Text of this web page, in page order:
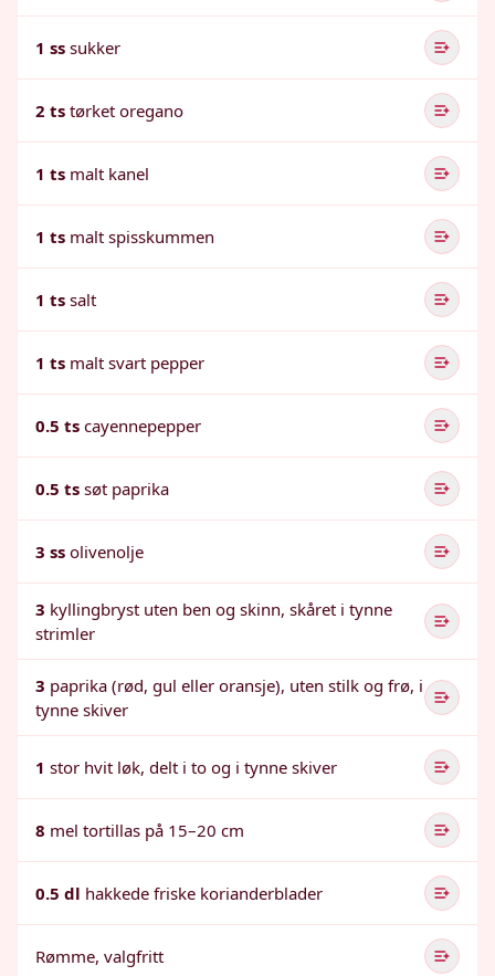
1 ss sukker
2 ts tørket oregano
1 ts malt kanel
1 ts malt spisskummen
1 ts salt
1 ts malt svart pepper
0.5 ts cayennepepper
0.5 ts søt paprika
3 ss olivenolje
3 kyllingbryst uten ben og skinn, skåret i tynne
strimler
3 paprika (rød, gul eller oransje), uten stilk og frø, i
tynne skiver
1 stor hvit løk, delt i to og i tynne skiver
8 mel tortillas på 15–20 cm
0.5 dl hakkede friske korianderblader
Rømme, valgfritt